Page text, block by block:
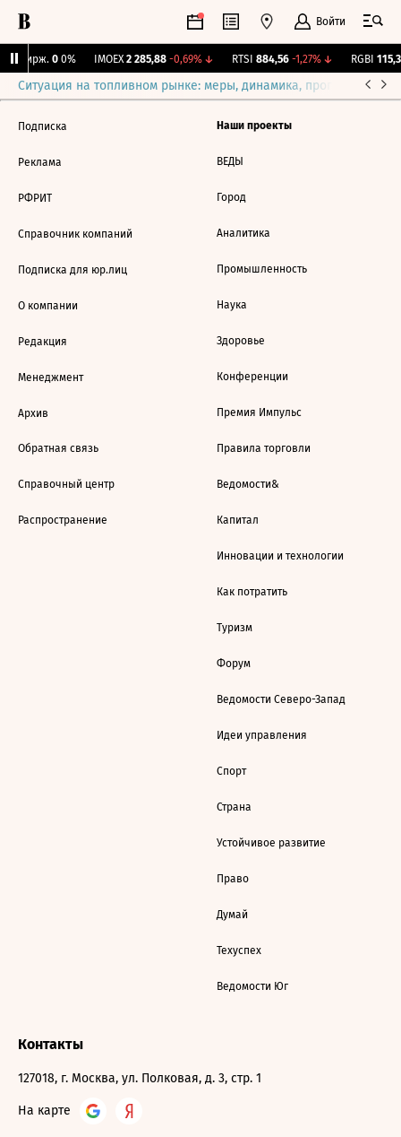
Войти
Бирж. 0 0% IMOEX 2 285,88 -0,69%↓ RTSI 884,56 -1,27%↓ RGBI 115,35
Ситуация на топливном рынке: меры, динамика, прогнозы
Подписка
Реклама
РФРИТ
Справочник компаний
Подписка для юр.лиц
О компании
Редакция
Менеджмент
Архив
Обратная связь
Справочный центр
Распространение
Наши проекты
ВЕДЫ
Город
Аналитика
Промышленность
Наука
Здоровье
Конференции
Премия Импульс
Правила торговли
Ведомости&
Капитал
Инновации и технологии
Как потратить
Туризм
Форум
Ведомости Северо-Запад
Идеи управления
Спорт
Страна
Устойчивое развитие
Право
Думай
Техуспех
Ведомости Юг
Контакты
127018, г. Москва, ул. Полковая, д. 3, стр. 1
На карте